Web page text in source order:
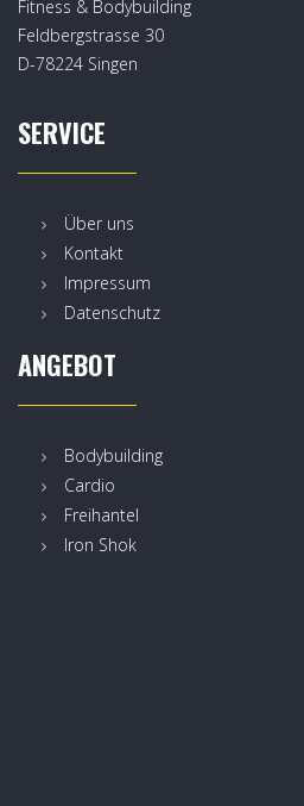
Fitness & Bodybuilding
Feldbergstrasse 30
D-78224 Singen
SERVICE
Über uns
Kontakt
Impressum
Datenschutz
ANGEBOT
Bodybuilding
Cardio
Freihantel
Iron Shok